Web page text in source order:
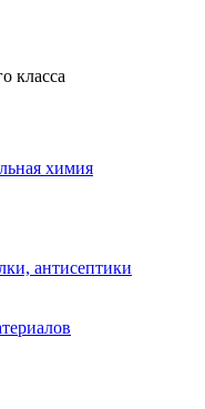
класса
химия
антисептики